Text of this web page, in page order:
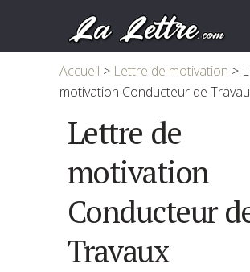
Accueil > Lettre de motivation >
motivation Conducteur de
Lettre de
motivation
Conducteur
Travaux